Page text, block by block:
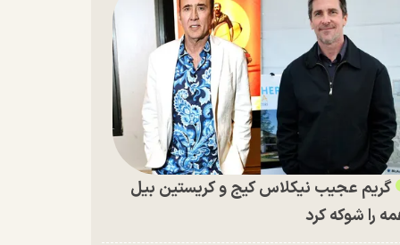
گریم عجیب نیکلاس کیج و کریستین بیل
را شوکه کرد